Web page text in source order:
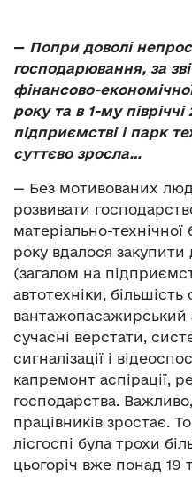
— Попри доволі
господарювання, за
фінансово-
року та в 1-му
підприємстві і парк
суттєво зросла…
— Без мотивованих
розвивати
матеріально-
року вдалося
(загалом на
автотехніки, більшість
вантажопасажирський
сучасні верстати,
сигналізації і
капремонт аспірації,
господарства.
працівників зростає.
лісгоспі була трохи
цьогоріч вже понад 19